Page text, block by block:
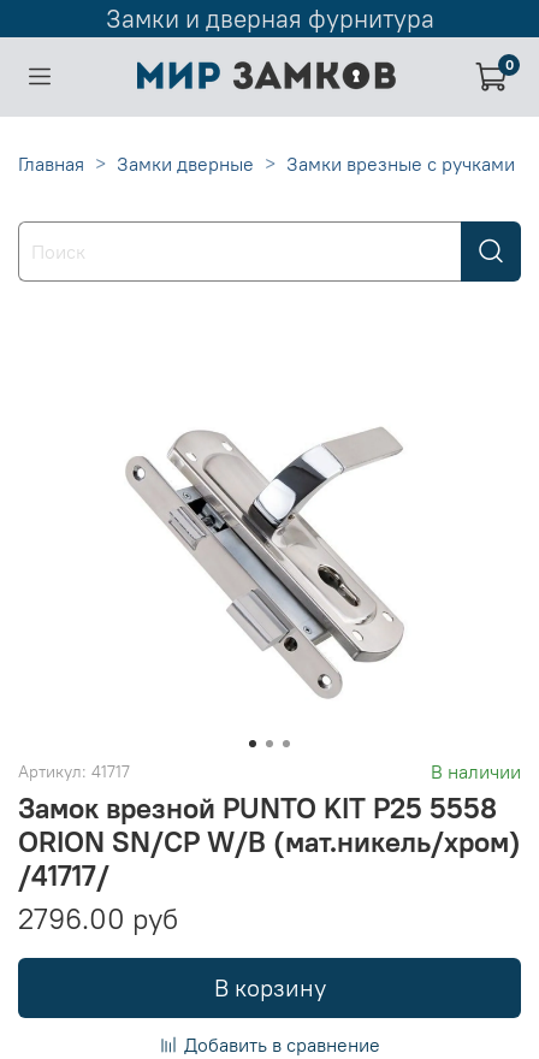
Замки и дверная фурнитура
0
Главная Замки дверные Замки врезные с ручками
Артикул: 41717 В наличии
Замок врезной PUNTO KIT P25 5558
ORION SN/CP W/B (мат.никель/хром)
/41717/
2796.00 руб
В корзину
Добавить в сравнение